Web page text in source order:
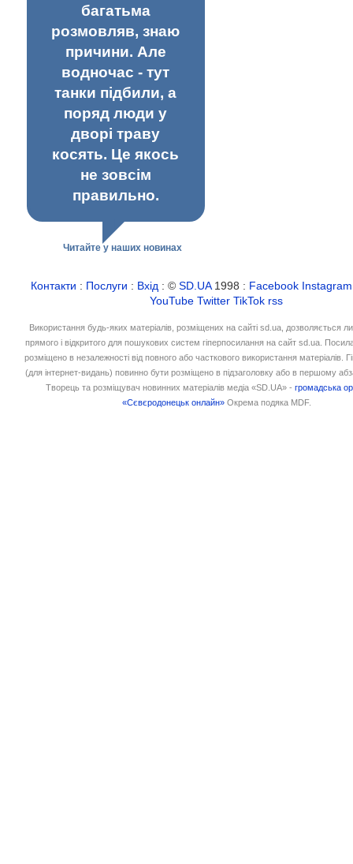
багатьма
розмовляв, знаю
причини. Але
водночас - тут
танки підбили, а
поряд люди у
дворі траву
косять. Це якось
не зовсім
правильно.
Читайте у наших новинах
Контакти : Послуги : Вхід : ©SD.UA1998 : Facebook Instagram
YouTube Twitter TikTok rss
Використання будь-яких матеріалів, розміщених на сайті sd.ua, дозволяється
прямого і відкритого для пошукових систем гіперпосилання на сайт sd.ua.
розміщено в незалежності від повного або часткового використання матеріалів.
(для інтернет-видань) повинно бути розміщено в підзаголовку або в першому
Творець та розміщувач новинних матеріалів медіа «SD.UA» -громадська
«Сєвєродонецьк онлайн» Окрема подяка MDF.